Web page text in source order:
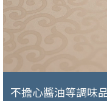
不擔心醬油等調味